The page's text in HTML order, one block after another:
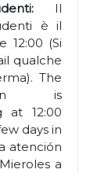
Il
è il
12:00 (Si
qualche
The
is
at 12:00
days in
atención
a